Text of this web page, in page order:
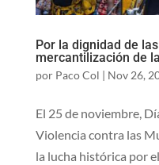
Por la dignidad de
mercantilización de
por Paco Col | Nov 26,
El 25 de noviembre,
Violencia contra las
la lucha histórica por